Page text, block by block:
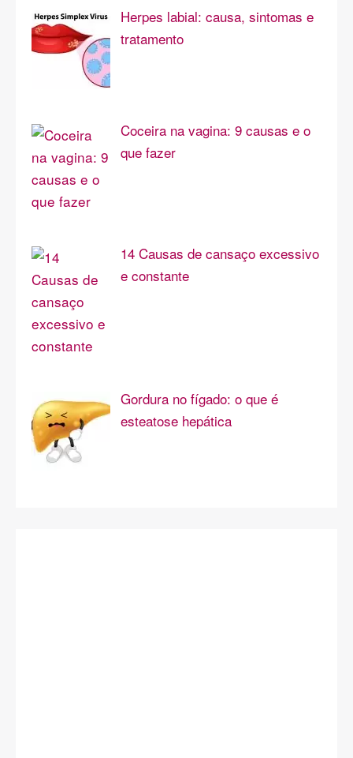
Herpes labial: causa, sintomas e
tratamento
Coceira na vagina: 9 causas e o
que fazer
14 Causas de cansaço excessivo
e constante
Gordura no fígado: o que é
esteatose hepática